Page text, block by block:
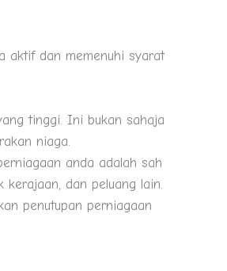
aktif dan memenuhi syarat
tinggi. Ini bukan sahaja
niaga.
anda adalah sah
kerajaan, dan peluang lain.
penutupan perniagaan